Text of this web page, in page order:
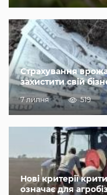
Страхування
захистити свій
7 липня 519
Нові критерії
означає для